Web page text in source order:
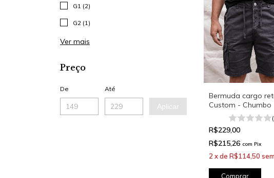
G1 (2)
G2 (1)
Ver mais
Preço
De Até
Aplicar
Bermuda cargo
Custom - Chumbo
R$229,00
R$215,26 com Pix
2 xde R$114,50
Comprar